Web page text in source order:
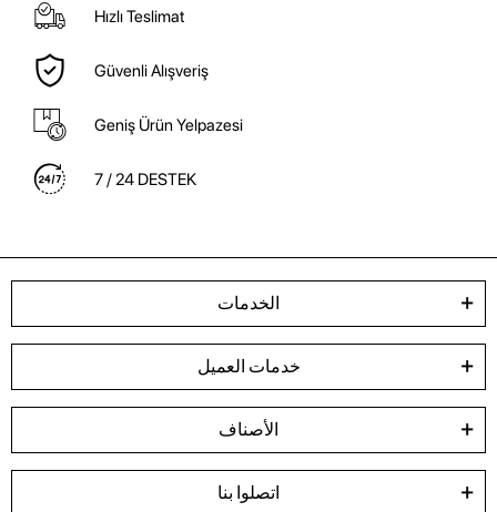
Hızlı Teslimat
Güvenli Alışveriş
Geniş Ürün Yelpazesi
7 / 24 DESTEK
الخدمات
خدمات العميل
الأصناف
اتصلوا بنا